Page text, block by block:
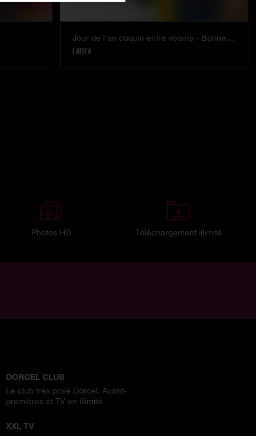
Jour de l'an coquin entre voisins - Bonne année
LATIFA
Photos HD Téléchargement illimité
DORCEL CLUB
Le club très privé Dorcel. Avant-
premières et TV en illimité
XXL TV